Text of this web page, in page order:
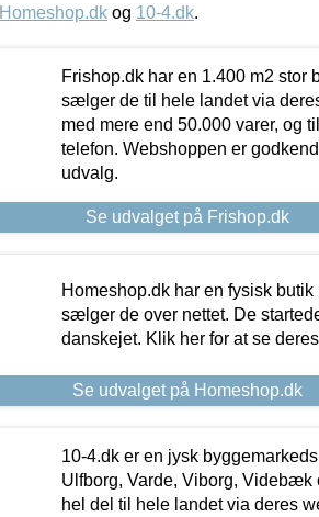
Homeshop.dk og 10-4.dk.
Frishop.dk har en 1.400 m2 stor
sælger de til hele landet via
med mere end 50.000 varer, og
telefon. Webshoppen er
udvalg.
Se udvalget på Frishop.dk
Homeshop.dk har en fysisk
sælger de over nettet. De
danskejet. Klik her for at se
Se udvalget på Homeshop.dk
10-4.dk er en jysk
Ulfborg, Varde, Viborg,
hel del til hele landet via deres